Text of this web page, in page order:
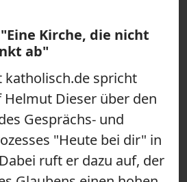
Kirche, die nicht
ab"
spricht
Helmut Dieser über den
Gesprächs- und
"Heute bei dir" in
ruft er dazu auf, der